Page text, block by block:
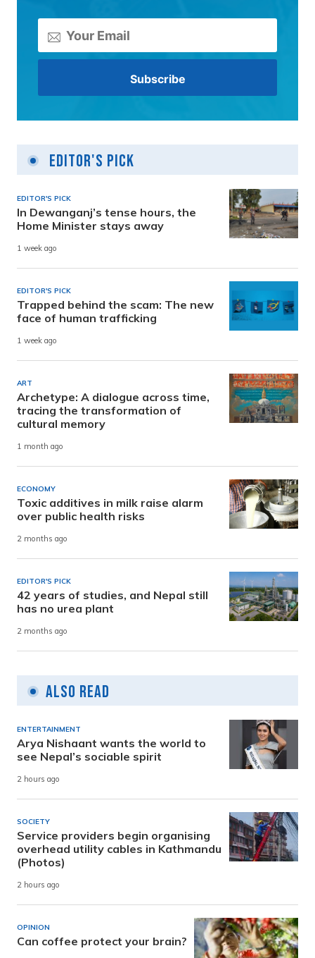
Editor's Pick
EDITOR'S PICK
In Dewanganj’s tense hours, the
Home Minister stays away
1 week ago
EDITOR'S PICK
Trapped behind the scam: The new
face of human trafficking
1 week ago
ART
Archetype: A dialogue across time,
tracing the transformation of
cultural memory
1 month ago
ECONOMY
Toxic additives in milk raise alarm
over public health risks
2 months ago
EDITOR'S PICK
42 years of studies, and Nepal still
has no urea plant
2 months ago
Also Read
ENTERTAINMENT
Arya Nishaant wants the world to
see Nepal’s sociable spirit
2 hours ago
SOCIETY
Service providers begin organising
overhead utility cables in Kathmandu
(Photos)
2 hours ago
OPINION
Can coffee protect your brain?